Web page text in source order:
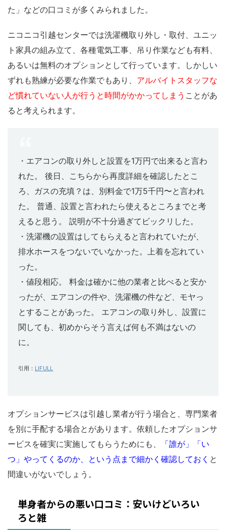
た」などの口コミが多くみられました。
ニコニコ引越センターでは洗濯機取り外し・取付、ユニッ
ト家具の組み立て、各種電気工事、吊り作業なども有料、
あるいは無料のオプションとして行っています。しかしい
ずれも熟練が必要な作業でもあり、 アルバイトスタッフな
ど慣れていない人が行うと時間がかかってしまう ことがあ
ると考えられます。
・エアコンの取り外しと設置を1万円で出来ると言わ
れた。 後日、こちらから再度詳細を確認したとこ
ろ、ガスの充填？は、別料金で1万5千円〜と言われ
た。 普通、設置と言われたら使えるところまでと考
えると思う。 説明が不十分過ぎてビックリした。
・洗濯機の設置はしてもらえると言われていたが、
排水ホースをつないでいなかった。上着を忘れてい
った。
・値段相応。 料金は確かに他の業者と比べると安か
ったが、エアコンの件や、洗濯機の件など、モヤっ
とすることがあった。 エアコンの取り外し、設置に
関しても、初めからそう言えば何も不満はないの
に。
引用： LIFULL
オプションサービスは引越し業者が行う場合と、専門業者
を別に手配する場合とがあります。依頼したオプションサ
ービスを確実に実施してもらうためにも、
「誰が」「い
つ」やってくるのか、という点まで細かく確認しておく と
間違いがないでしょう。
単身者からの悪い口コミ：安いけどいろい
ろと雑